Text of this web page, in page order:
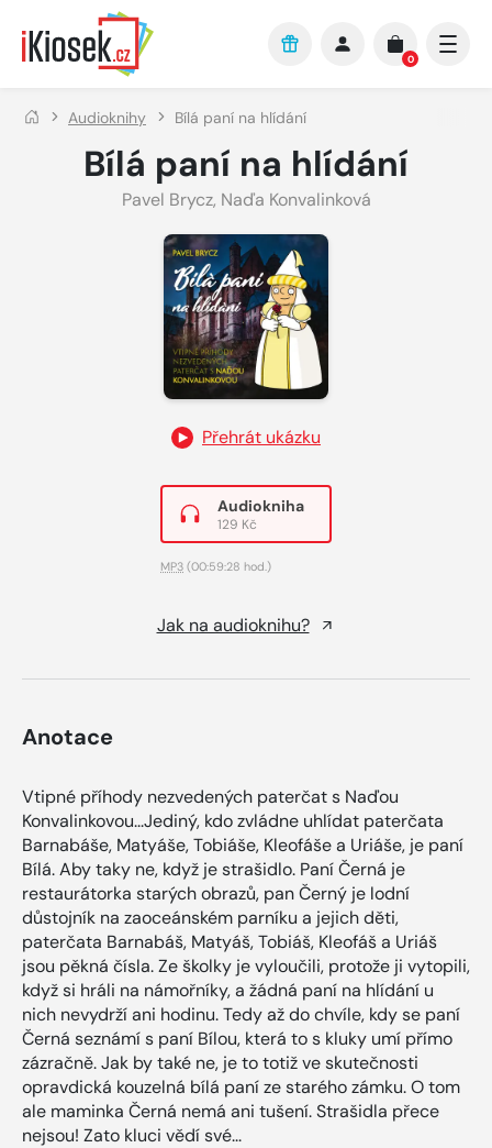
Přejít na hlavní obsah
0
Audioknihy Bílá paní na hlídání
Bílá paní na hlídání
Pavel Brycz, Naďa Konvalinková
Přehrát ukázku
Audiokniha
129 Kč
MP3 (00:59:28 hod.)
Jak na audioknihu?
Anotace
Vtipné příhody nezvedených paterčat s Naďou
Konvalinkovou...Jediný, kdo zvládne uhlídat paterčata
Barnabáše, Matyáše, Tobiáše, Kleofáše a Uriáše, je paní
Bílá. Aby taky ne, když je strašidlo. Paní Černá je
restaurátorka starých obrazů, pan Černý je lodní
důstojník na zaoceánském parníku a jejich děti,
paterčata Barnabáš, Matyáš, Tobiáš, Kleofáš a Uriáš
jsou pěkná čísla. Ze školky je vyloučili, protože ji vytopili,
když si hráli na námořníky, a žádná paní na hlídání u
nich nevydrží ani hodinu. Tedy až do chvíle, kdy se paní
Černá seznámí s paní Bílou, která to s kluky umí přímo
zázračně. Jak by také ne, je to totiž ve skutečnosti
opravdická kouzelná bílá paní ze starého zámku. O tom
ale maminka Černá nemá ani tušení. Strašidla přece
nejsou! Zato kluci vědí své...